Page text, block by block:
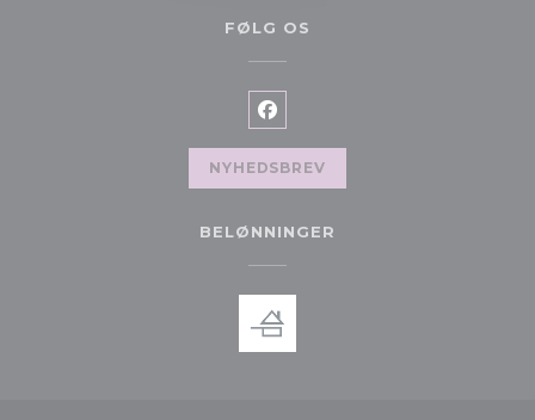
FØLG OS
Facebook ((åbner i et nyt
NYHEDSBREV
BELØNNINGER